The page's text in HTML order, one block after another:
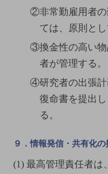
②非常勤雇用者の
ては、原則と
③換金性の高い物
者が管理する。
④研究者の出張計
復命書を提出
る。
９．情報発信・共有化の
(1) 最高管理責任者は